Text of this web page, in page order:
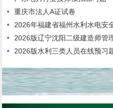
重庆市法人A证试卷
2026年福建省福州水利水电安
2026版辽宁沈阳二级建造师管
2026版水利三类人员在线预习